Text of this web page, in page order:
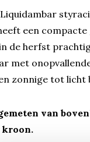
een
de herfst
met
zonnige tot licht
van
kroon.